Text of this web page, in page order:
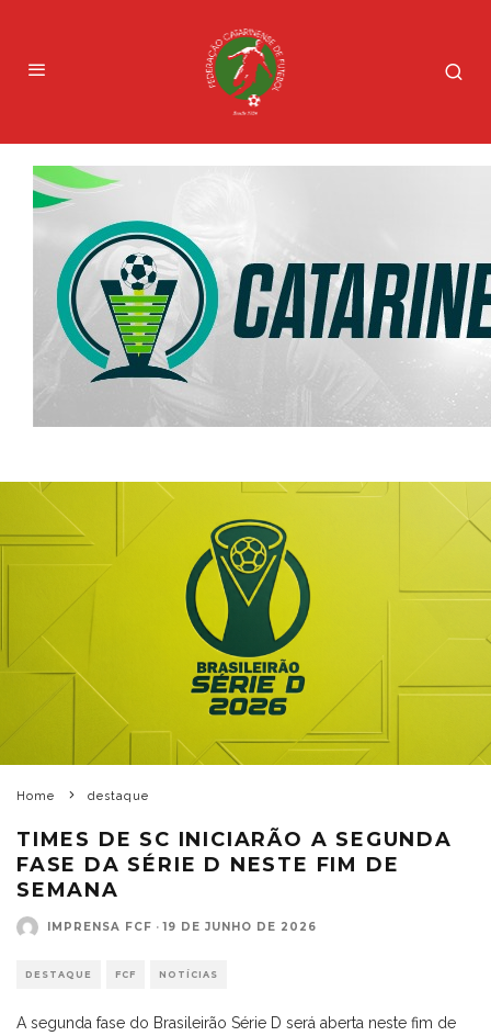
Home destaque
TIMES DE SC INICIARÃO A SEGUNDA
FASE DA SÉRIE D NESTE FIM DE
SEMANA
IMPRENSA FCF · 19 DE JUNHO DE 2026
DESTAQUE FCF NOTÍCIAS
A segunda fase do Brasileirão Série D será aberta neste fim de